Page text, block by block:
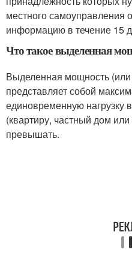
местного самоуправления
информацию в течение 15
Что такое выделенная
Выделенная мощность
представляет собой
единовременную нагрузку
(квартиру, частный дом
превышать.